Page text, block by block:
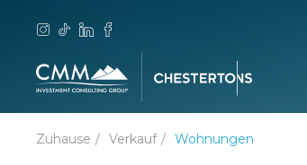
Zuhause Verkauf Wohnungen